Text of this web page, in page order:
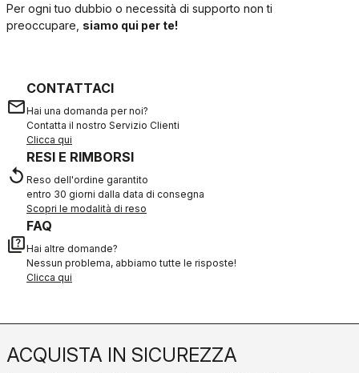
Per ogni tuo dubbio o necessità di supporto non ti
preoccupare, siamo qui per te!
email
CONTATTACI
Hai una domanda per noi?
Contatta il nostro Servizio Clienti
Clicca qui
replay
RESI E RIMBORSI
Reso dell'ordine garantito
entro 30 giorni dalla data di consegna
Scopri le modalità di reso
quiz
FAQ
Hai altre domande?
Nessun problema, abbiamo tutte le risposte!
Clicca qui
ACQUISTA IN SICUREZZA